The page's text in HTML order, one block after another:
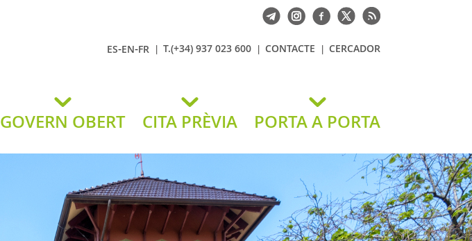
ES-EN-FR T.(+34) 937 023 600 CONTACTE CERCADOR
GOVERN OBERT CITA PRÈVIA PORTA A PORTA